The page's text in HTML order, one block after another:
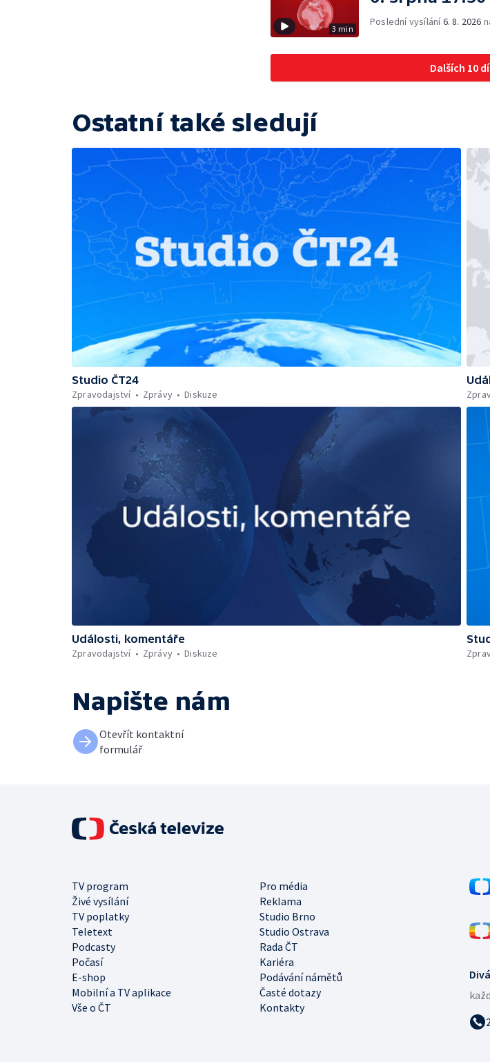
3 min
Poslední vysílání6. 8. 2026
Dalších 10
Ostatní také sledují
Studio ČT24
Zpravodajství
Zprávy Diskuze
Události, komentáře
Zpravodajství
Zprávy Diskuze
Napište nám
Otevřít kontaktní
formulář
TV program
Pro média
Živé vysílání
Reklama
TV poplatky
Studio Brno
Teletext
Studio Ostrava
Podcasty
Rada ČT
Počasí
Kariéra
E-shop
Podávání námětů
Mobilní a TV aplikace
Časté dotazy
Vše o ČT
Kontakty